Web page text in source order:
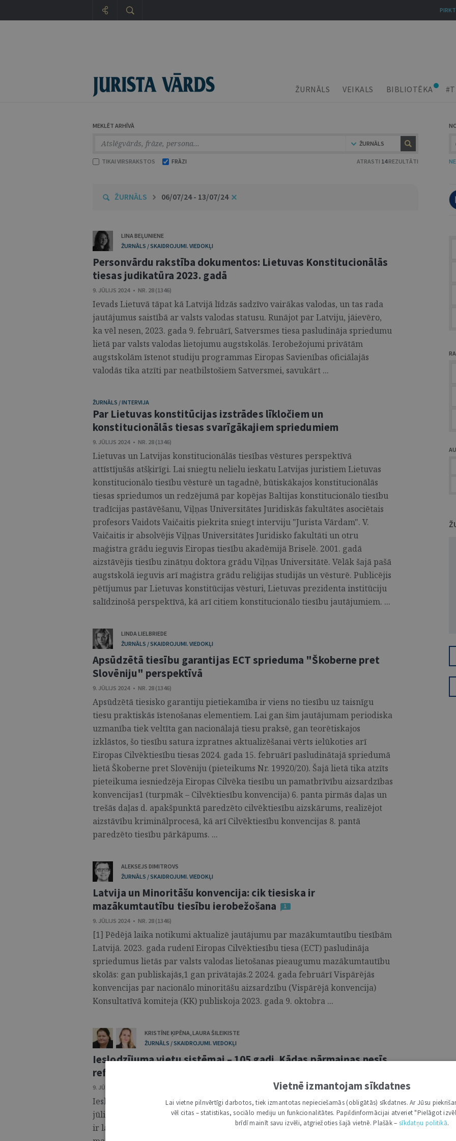
ŽURNĀLS VEIKALS BIBLIOTĒKA
MEKLĒT ARHĪVĀ
ŽURNĀLS
TIKAI VIRSRAKSTOS FRĀZI ATRASTI 14REZULTĀTI
ŽURNĀLS 06/07/24 - 13/07/24
LINA BEĻUNIENE
ŽURNĀLS / SKAIDROJUMI. VIEDOKĻI
Personvārdu rakstība dokumentos: Lietuvas Konstitucionālās
tiesas judikatūra 2023. gadā
9. JŪLIJS 2024 • NR. 28 (1346)
Ievads Lietuvā tāpat kā Latvijā līdzās sadzīvo vairākas valodas, un tas rada
jautājumus saistībā ar valsts valodas statusu. Runājot par Latviju, jāievēro,
ka vēl nesen, 2023. gada 9. februārī, Satversmes tiesa pasludināja spriedumu
lietā par valsts valodas lietojumu augstskolās. Ierobežojumi privātām
augstskolām īstenot studiju programmas Eiropas Savienības oficiālajās
valodās tika atzīti par neatbilstošiem Satversmei, savukārt ...
ŽURNĀLS / INTERVIJA
Par Lietuvas konstitūcijas izstrādes līkločiem un
konstitucionālās tiesas svarīgākajiem spriedumiem
9. JŪLIJS 2024 • NR. 28 (1346)
Lietuvas un Latvijas konstitucionālās tiesības vēstures perspektīvā
attīstījušās atšķirīgi. Lai sniegtu nelielu ieskatu Latvijas juristiem Lietuvas
konstitucionālo tiesību vēsturē un tagadnē, būtiskākajos konstitucionālās
tiesas spriedumos un redzējumā par kopējas Baltijas konstitucionālo tiesību
tradīcijas pastāvēšanu, Viļņas Universitātes Juridiskās fakultātes asociētais
profesors Vaidots Vaičaitis piekrita sniegt interviju "Jurista Vārdam". V.
Vaičaitis ir absolvējis Viļņas Universitātes Juridisko fakultāti un otru
maģistra grādu ieguvis Eiropas tiesību akadēmijā Briselē. 2001. gadā
aizstāvējis tiesību zinātņu doktora grādu Viļņas Universitātē. Vēlāk šajā pašā
augstskolā ieguvis arī maģistra grādu reliģijas studijās un vēsturē. Publicējis
pētījumus par Lietuvas konstitūcijas vēsturi, Lietuvas prezidenta institūciju
salīdzinošā perspektīvā, kā arī citiem konstitucionālo tiesību jautājumiem. ...
LINDA LIELBRIEDE
ŽURNĀLS / SKAIDROJUMI. VIEDOKĻI
Apsūdzētā tiesību garantijas ECT sprieduma "Škoberne pret
Slovēniju" perspektīvā
9. JŪLIJS 2024 • NR. 28 (1346)
Apsūdzētā tiesisko garantiju pietiekamība ir viens no tiesību uz taisnīgu
tiesu praktiskās īstenošanas elementiem. Lai gan šim jautājumam periodiska
uzmanība tiek veltīta gan nacionālajā tiesu praksē, gan teorētiskajos
izklāstos, šo tiesību satura izpratnes aktualizēšanai vērts ielūkoties arī
Eiropas Cilvēktiesību tiesas 2024. gada 15. februārī pasludinātajā spriedumā
lietā Škoberne pret Slovēniju (pieteikums Nr. 19920/20). Šajā lietā tika atzīts
pieteikuma iesniedzēja Eiropas Cilvēka tiesību un pamatbrīvību aizsardzības
konvencijas1 (turpmāk – Cilvēktiesību konvencija) 6. panta pirmās daļas un
trešās daļas d. apakšpunktā paredzēto cilvēktiesību aizskārums, realizējot
aizstāvību kriminālprocesā, kā arī Cilvēktiesību konvencijas 8. pantā
paredzēto tiesību pārkāpums. ...
ALEKSEJS DIMITROVS
ŽURNĀLS / SKAIDROJUMI. VIEDOKĻI
Latvija un Minoritāšu konvencija: cik tiesiska ir
mazākumtautību tiesību ierobežošana
1
9. JŪLIJS 2024 • NR. 28 (1346)
[1] Pēdējā laika notikumi aktualizē jautājumu par mazākumtautību tiesībām
Latvijā. 2023. gada rudenī Eiropas Cilvēktiesību tiesa (ECT) pasludināja
spriedumus lietās par valsts valodas lietošanas pieaugumu mazākumtautību
skolās: gan publiskajās,1 gan privātajās.2 2024. gada februārī Vispārējās
konvencijas par nacionālo minoritāšu aizsardzību (Vispārējā konvencija)
Konsultatīvā komiteja (KK) publiskoja 2023. gada 9. oktobra ...
KRISTĪNE ĶIPĒNA,LAURA ŠILEIKISTE
ŽURNĀLS / SKAIDROJUMI. VIEDOKĻI
Ieslodzījuma vietu sistēmai – 105 gadi. Kādas pārmaiņas nesīs
reformas
9. JŪLIJS 2024 • NR. 28 (1346)
Ieslodzījuma vietu pārvalde (turpmāk – Pārvalde) tika dibināta 1919. gada 8.
jūlijā, tātad 2024. gadā 8. jūlijā tā svin 105. pastāvēšanas gadadienu. 105 gadi
ir laika periods, kurā ir piedzīvotas dažādas varas, reformas, nosaukumu
PIRKT
Vietnē izmantojam sīkdatnes
Lai vietne pilnvērtīgi darbotos, tiek izmantotas nepieciešamās (obligātās) sīkdatnes. Ar Jūsu
vēl citas – statistikas, sociālo mediju un funkcionalitātes. Papildinformācijai atveriet "Pielāgot
brīdī mainīt savu izvēli, atgriežoties šajā vietnē. Plašāk – sīkdatņu politikā.